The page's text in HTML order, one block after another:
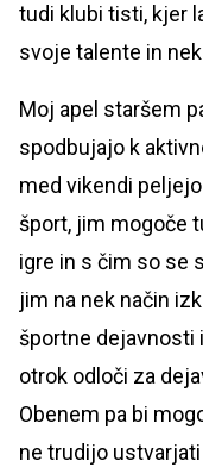
tudi klubi tisti, kjer
svoje talente in
Moj apel staršem
spodbujajo k
med vikendi
šport, jim mogoče
igre in s čim so se
jim na nek način
športne dejavnosti
otrok odloči za
Obenem pa bi
ne trudijo